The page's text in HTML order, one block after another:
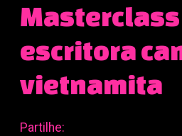
Masterclass
escritora
vietnamita
Partilhe: